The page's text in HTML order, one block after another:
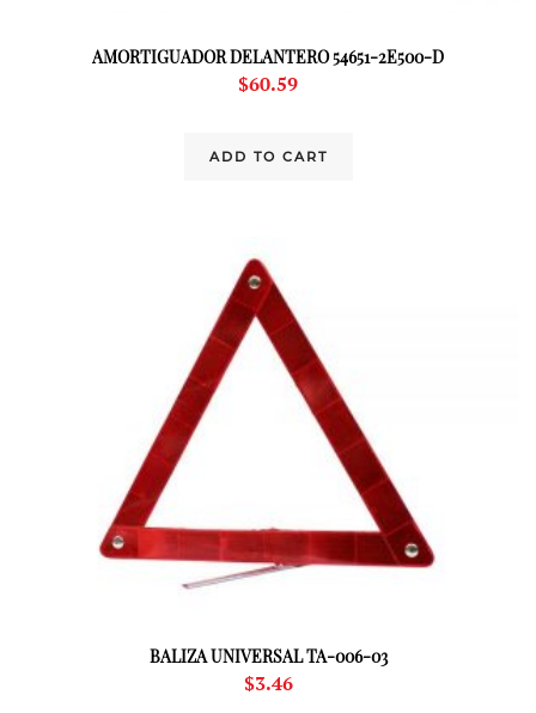
AMORTIGUADOR DELANTERO 54651-2E500-D
$60.59
ADD TO CART
BALIZA UNIVERSAL TA-006-03
$3.46